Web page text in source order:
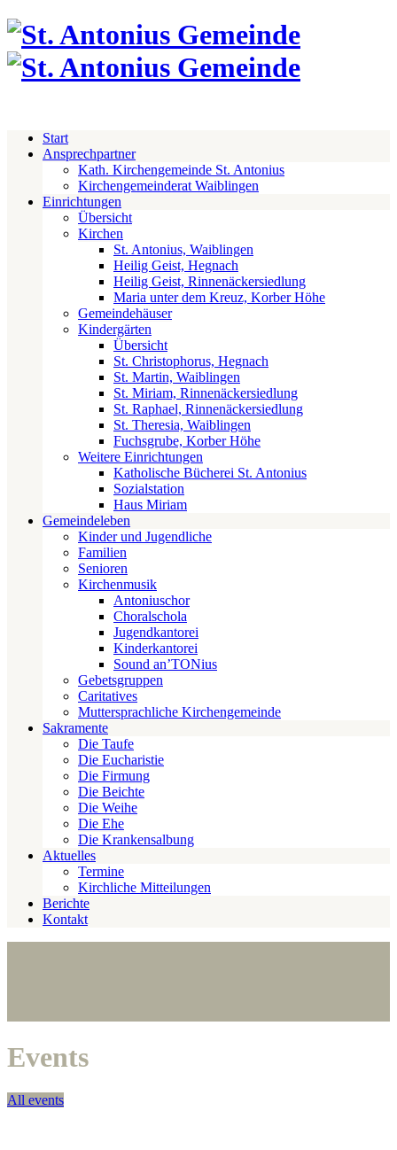
Start
Ansprechpartner
Kath. Kirchengemeinde St. Antonius
Kirchengemeinderat Waiblingen
Einrichtungen
Übersicht
Kirchen
St. Antonius, Waiblingen
Heilig Geist, Hegnach
Heilig Geist, Rinnenäckersiedlung
Maria unter dem Kreuz, Korber Höhe
Gemeindehäuser
Kindergärten
Übersicht
St. Christophorus, Hegnach
St. Martin, Waiblingen
St. Miriam, Rinnenäckersiedlung
St. Raphael, Rinnenäckersiedlung
St. Theresia, Waiblingen
Fuchsgrube, Korber Höhe
Weitere Einrichtungen
Katholische Bücherei St. Antonius
Sozialstation
Haus Miriam
Gemeindeleben
Kinder und Jugendliche
Familien
Senioren
Kirchenmusik
Antoniuschor
Choralschola
Jugendkantorei
Kinderkantorei
Sound an’TONius
Gebetsgruppen
Caritatives
Muttersprachliche Kirchengemeinde
Sakramente
Die Taufe
Die Eucharistie
Die Firmung
Die Beichte
Die Weihe
Die Ehe
Die Krankensalbung
Aktuelles
Termine
Kirchliche Mitteilungen
Berichte
Kontakt
Events
All events